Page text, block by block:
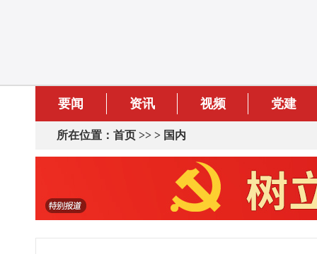
要闻 资讯 视频 党建
所在位置： 首页 >> > 国内